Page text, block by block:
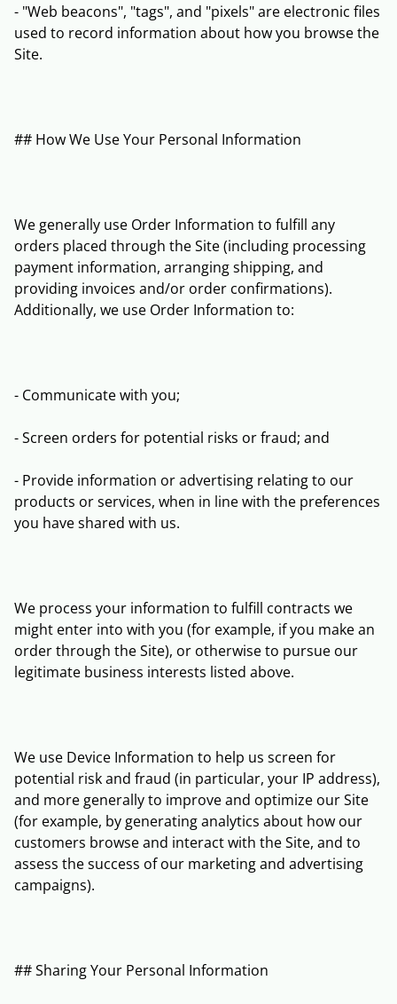
- "Web beacons", "tags", and "pixels" are electronic files
used to record information about how you browse the
Site.
## How We Use Your Personal Information
We generally use Order Information to fulfill any
orders placed through the Site (including processing
payment information, arranging shipping, and
providing invoices and/or order confirmations).
Additionally, we use Order Information to:
- Communicate with you;
- Screen orders for potential risks or fraud; and
- Provide information or advertising relating to our
products or services, when in line with the preferences
you have shared with us.
We process your information to fulfill contracts we
might enter into with you (for example, if you make an
order through the Site), or otherwise to pursue our
legitimate business interests listed above.
We use Device Information to help us screen for
potential risk and fraud (in particular, your IP address),
and more generally to improve and optimize our Site
(for example, by generating analytics about how our
customers browse and interact with the Site, and to
assess the success of our marketing and advertising
campaigns).
## Sharing Your Personal Information